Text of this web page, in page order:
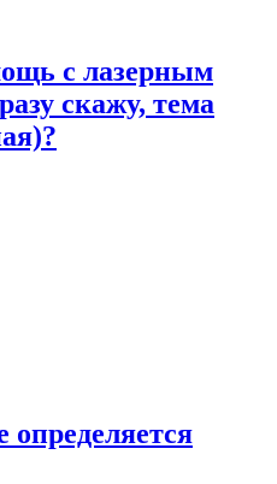
с лазерным
скажу, тема
определяется